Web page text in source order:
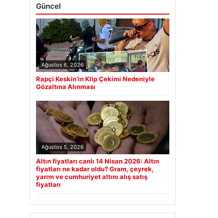
Güncel
Ağustos 6, 2026
Rapçi Keskin’in Klip Çekimi Nedeniyle
Gözaltına Alınması
Ağustos 5, 2026
Altın fiyatları canlı 14 Nisan 2026: Altın
fiyatları ne kadar oldu? Gram, çeyrek,
yarım ve cumhuriyet altını alış satış
fiyatları